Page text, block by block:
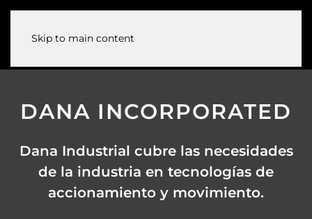
Skip to main content
DANA INCORPORATED
Dana Industrial cubre las necesidades
de la industria en tecnologías de
accionamiento y movimiento.